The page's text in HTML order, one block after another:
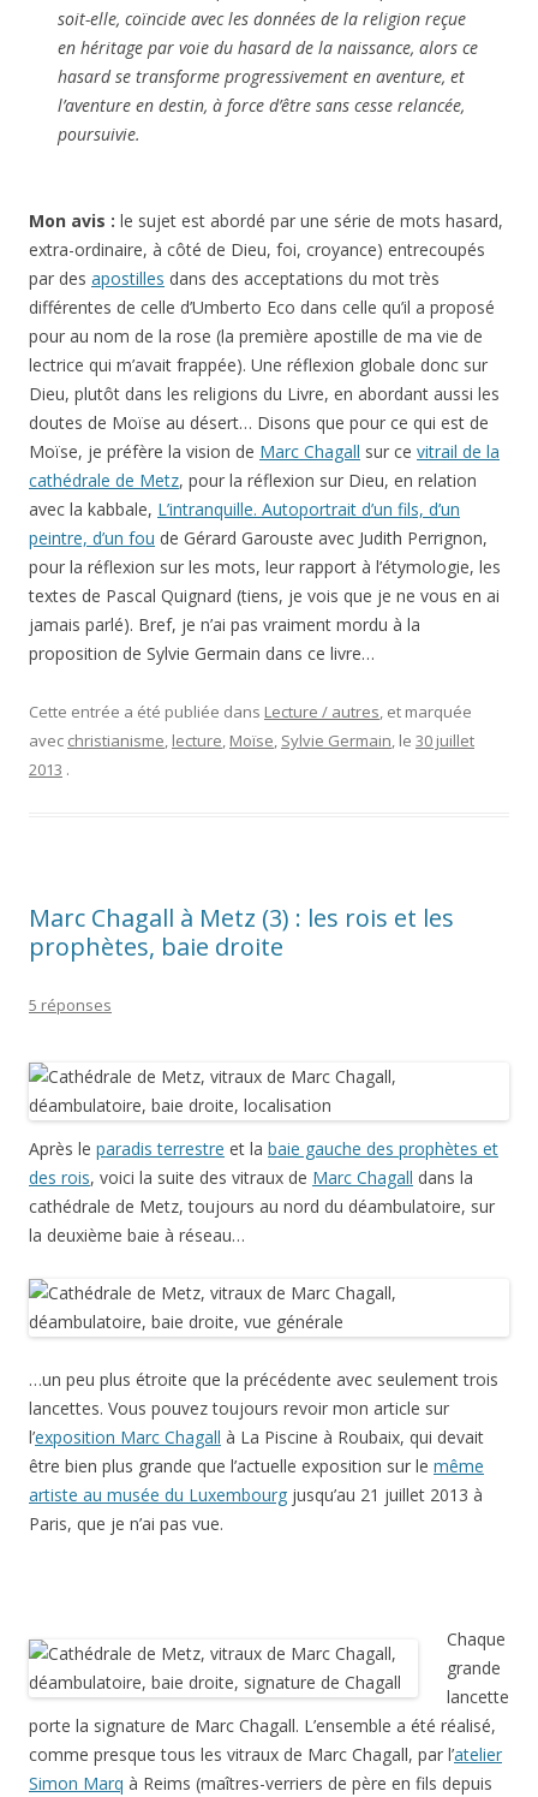
soit-elle, coïncide avec les données de la religion reçue
en héritage par voie du hasard de la naissance, alors ce
hasard se transforme progressivement en aventure, et
l’aventure en destin, à force d’être sans cesse relancée,
poursuivie.
Mon avis : le sujet est abordé par une série de mots hasard,
extra-ordinaire, à côté de Dieu, foi, croyance) entrecoupés
par des apostilles dans des acceptations du mot très
différentes de celle d’Umberto Eco dans celle qu’il a proposé
pour au nom de la rose (la première apostille de ma vie de
lectrice qui m’avait frappée). Une réflexion globale donc sur
Dieu, plutôt dans les religions du Livre, en abordant aussi les
doutes de Moïse au désert… Disons que pour ce qui est de
Moïse, je préfère la vision de Marc Chagall sur ce vitrail de la
cathédrale de Metz, pour la réflexion sur Dieu, en relation
avec la kabbale, L’intranquille. Autoportrait d’un fils, d’un
peintre, d’un fou de Gérard Garouste avec Judith Perrignon,
pour la réflexion sur les mots, leur rapport à l’étymologie, les
textes de Pascal Quignard (tiens, je vois que je ne vous en ai
jamais parlé). Bref, je n’ai pas vraiment mordu à la
proposition de Sylvie Germain dans ce livre…
Cette entrée a été publiée dans Lecture / autres, et marquée
avec christianisme, lecture, Moïse, Sylvie Germain, le 30 juillet
2013 .
Marc Chagall à Metz (3) : les rois et les
prophètes, baie droite
5 réponses
Après le paradis terrestre et la baie gauche des prophètes et
des rois, voici la suite des vitraux de Marc Chagall dans la
cathédrale de Metz, toujours au nord du déambulatoire, sur
la deuxième baie à réseau…
…un peu plus étroite que la précédente avec seulement trois
lancettes. Vous pouvez toujours revoir mon article sur
l’exposition Marc Chagall à La Piscine à Roubaix, qui devait
être bien plus grande que l’actuelle exposition sur le même
artiste au musée du Luxembourg jusqu’au 21 juillet 2013 à
Paris, que je n’ai pas vue.
Chaque
grande
lancette
porte la signature de Marc Chagall. L’ensemble a été réalisé,
comme presque tous les vitraux de Marc Chagall, par l’atelier
Simon Marq à Reims (maîtres-verriers de père en fils depuis